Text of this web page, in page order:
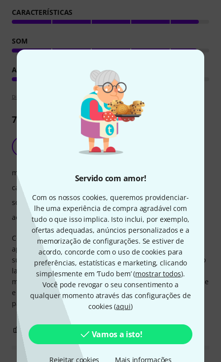
Servido com amor!
Com os nossos cookies, queremos providenciar-
lhe uma experiência de compra agradável com
tudo o que isso implica. Isto inclui, por exemplo,
ofertas adequadas, anúncios personalizados e a
memorização de configurações. Se estiver de
acordo, concorde com o uso de cookies para
preferências, estatísticas e marketing, clicando
simplesmente em ‘Tudo bem’ (mostrar todos).
Você pode revogar o seu consentimento a
qualquer momento através das configurações de
cookies (aqui)
Vamos a isto!
Rejeitar cookies Mais informações
CARACTERÍSTICAS
SOM
ACABAMENTO
Diretrizes de apreciações
75
Excelente arranger para começar
Helvg12 25.12.2024
Comprei para um dos meus filhos para início de
aprendizagem e para dizer a verdade sinceramente
surpreendeu-me pois os são já de uma categoria média e o
layout é interessante. A única coisa que acho que é
mediana é o plástico utilizado que não tem muita qualidade
e parece frágil, enfim a ver no tempo, mas sinceramente
para o preço não posso exigir mais.
manuseio
características
som
acabamento